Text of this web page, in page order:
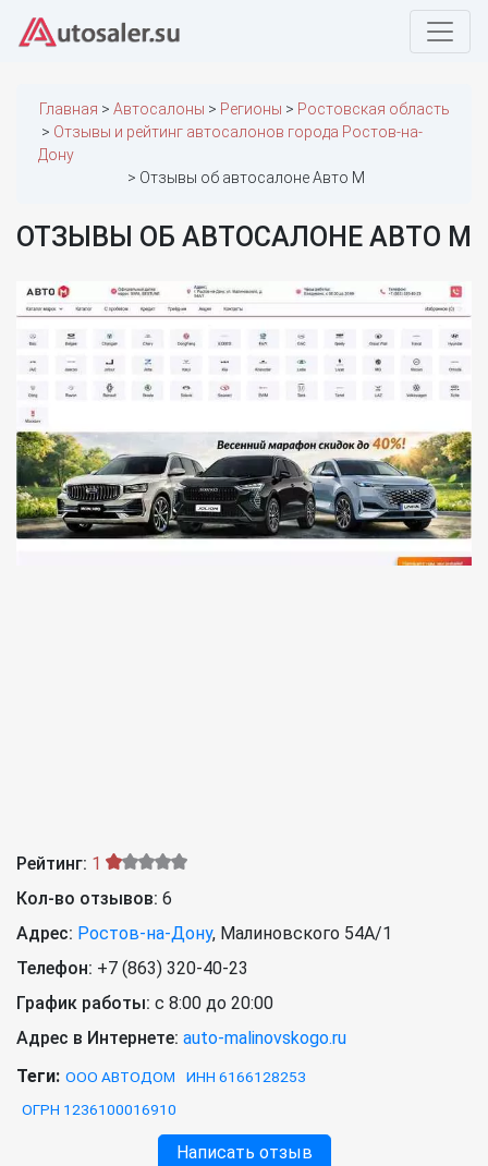
Главная Автосалоны Регионы
Ростовская область
Отзывы и рейтинг автосалонов города Ростов-на-
Дону
Отзывы об автосалоне Авто М
ОТЗЫВЫ ОБ АВТОСАЛОНЕ АВТО М
Рейтинг: 1
Кол-во отзывов: 6
Адрес: Ростов-на-Дону, Малиновского 54A/1
Телефон: +7 (863) 320-40-23
График работы: с 8:00 до 20:00
Адрес в Интернете: auto-malinovskogo.ru
Теги: ООО АВТОДОМ
ИНН 6166128253
ОГРН 1236100016910
Написать отзыв